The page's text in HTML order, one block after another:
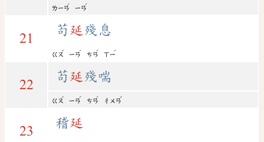
ㄌㄧㄢ
ˊ
ㄧㄢ
ˊ
21
苟 延 殘息
ㄍㄡ
ˇ
ㄧㄢ
ˊ
ㄘㄢ
ˊ
ㄒㄧ
ˊ
22
苟 延 殘喘
ㄍㄡ
ˇ
ㄧㄢ
ˊ
ㄘㄢ
ˊ
ㄔㄨㄢ
ˇ
23
稽延